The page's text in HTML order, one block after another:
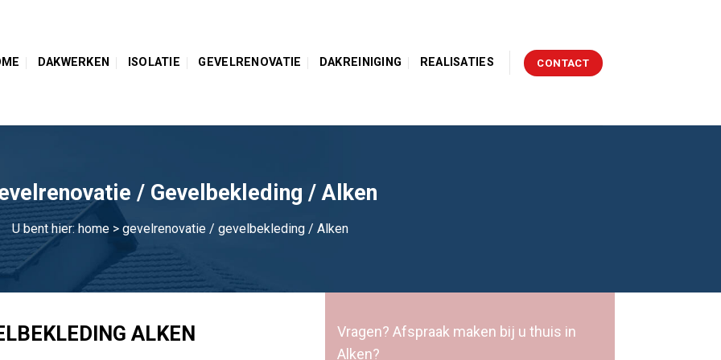
DAKWERKEN ISOLATIE GEVELRENOVATIE DAKREINIGING REALISATIES CONTACT
/ Gevelbekleding / Alken
U bent hier: home > gevelrenovatie / gevelbekleding / Alken
ALKEN
Vragen? Afspraak maken bij u thuis in
Alken?